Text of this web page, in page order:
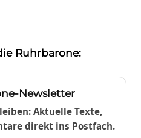
Ruhrbarone:
Newsletter
Aktuelle Texte,
direkt ins Postfach.